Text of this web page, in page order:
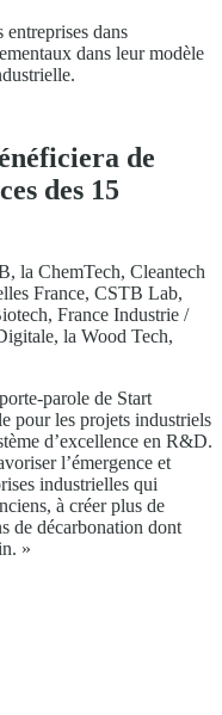
entreprises dans
dans leur modèle
de
des 15
la ChemTech, Cleantech
France, CSTB Lab,
France Industrie /
la Wood Tech,
parole de Start
pour les projets industriels
d’excellence en R&D.
l’émergence et
industrielles qui
à créer plus de
de décarbonation dont
»